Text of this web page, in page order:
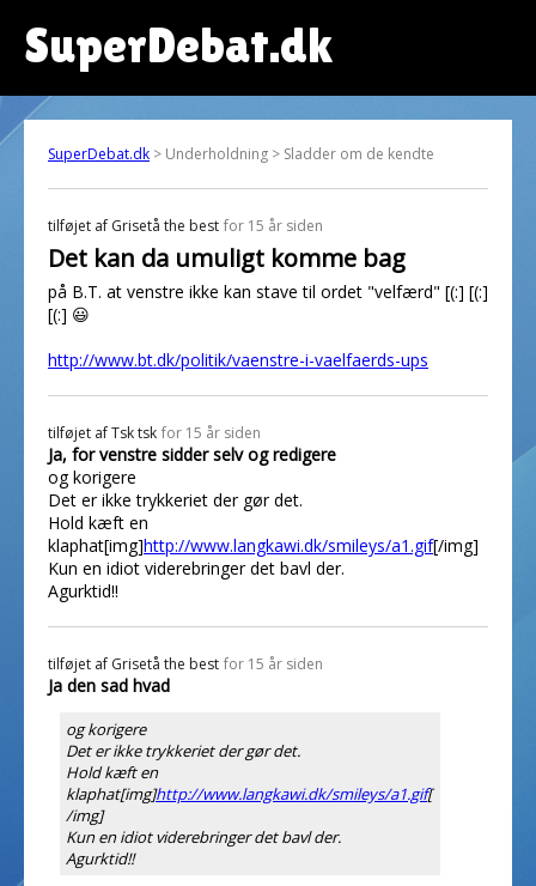
SuperDebat.dk
SuperDebat.dk > Underholdning > Sladder om de kendte
tilføjet af Grisetå the best for 15 år siden
Det kan da umuligt komme bag
på B.T. at venstre ikke kan stave til ordet "velfærd" [(:] [(:]
[(:] 😃
http://www.bt.dk/politik/vaenstre-i-vaelfaerds-ups
tilføjet afTsk tsk for 15 år siden
Ja, for venstre sidder selv og redigere
og korigere
Det er ikke trykkeriet der gør det.
Hold kæft en
klaphat[img]http://www.langkawi.dk/smileys/a1.gif[/img]
Kun en idiot viderebringer det bavl der.
Agurktid!!
tilføjet af Grisetå the best for 15 år siden
Ja den sad hvad
og korigere
Det er ikke trykkeriet der gør det.
Hold kæft en
klaphat[img]http://www.langkawi.dk/smileys/a1.gif[
/img]
Kun en idiot viderebringer det bavl der.
Agurktid!!